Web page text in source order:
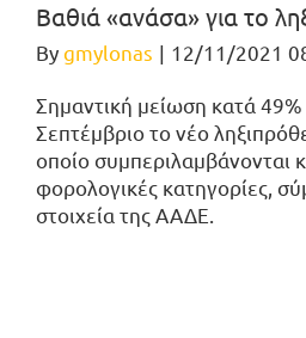
Βαθιά «ανάσα» για το
Bygmylonas | 12/11/2021
Σημαντική μείωση κατά
Σεπτέμβριο το νέο
οποίο συμπεριλαμβάνονται
φορολογικές κατηγορίες,
στοιχεία της ΑΑΔΕ.